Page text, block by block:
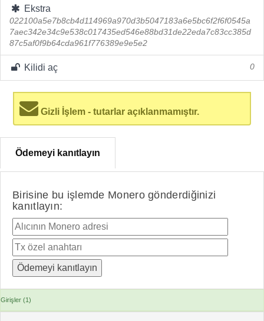
Ekstra
022100a5e7b8cb4d114969a970d3b5047183a6e5bc6f2f6f0545a
7aec342e34c9e538c017435ed546e88bd31de22eda7c83cc385d
87c5af0f9b64cda961f776389e9e5e2
Kilidi aç 0
Gizli İşlem - tutarlar açıklanmamıştır.
Ödemeyi kanıtlayın
Birisine bu işlemde Monero gönderdiğinizi
kanıtlayın:
Girişler (1)